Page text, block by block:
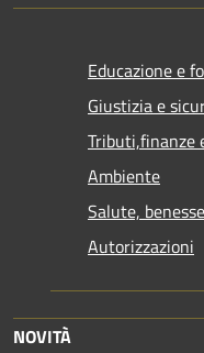
Educazione e
Giustizia e
Tributi,finanze
Ambiente
Salute,
Autorizzazioni
NOVITÀ